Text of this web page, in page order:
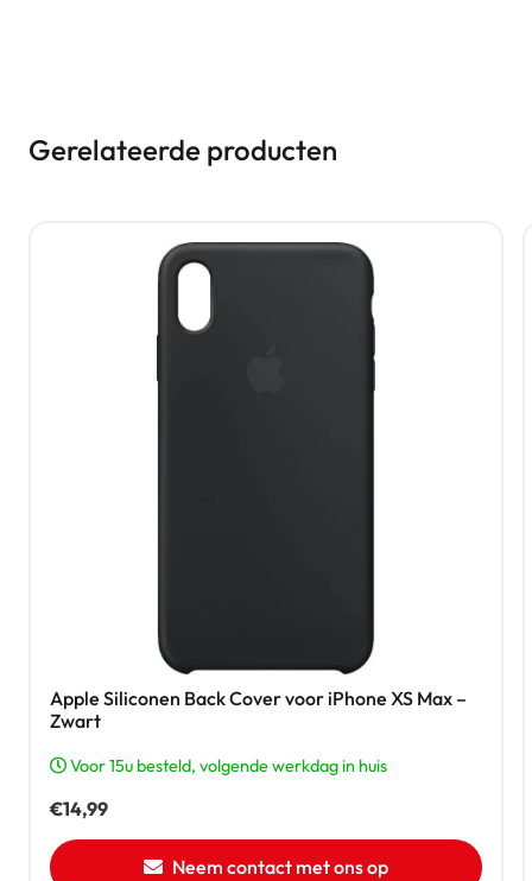
Gerelateerde producten
Apple Siliconen Back Cover voor iPhone XS Max –
Zwart
Voor 15u besteld, volgende werkdag in huis
€14,99
Neem contact met ons op